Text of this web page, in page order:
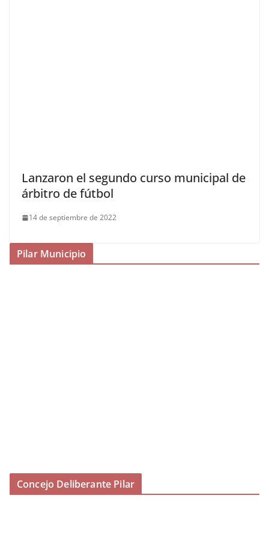
Lanzaron el segundo curso municipal de
árbitro de fútbol
14 de septiembre de 2022
Pilar Municipio
Concejo Deliberante Pilar